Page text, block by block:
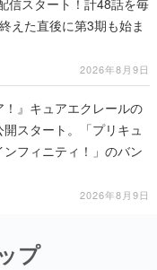
えた直後に第3期も始ま
2026年8月9日
！』キュアエクレールの
スタート。「プリキュ
フィニティ！」のバン
2026年8月9日
プ